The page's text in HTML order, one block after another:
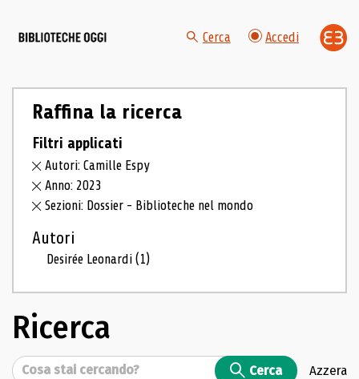
Cerca Accedi
Raffina la ricerca
Filtri applicati
Autori: Camille Espy
Anno: 2023
Sezioni: Dossier - Biblioteche nel mondo
Autori
Desirée Leonardi(1)
Ricerca
Cerca Cerca Azzera